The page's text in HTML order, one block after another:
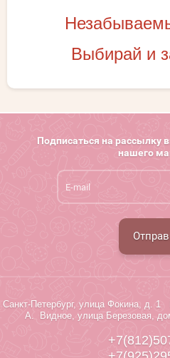
Выбирай и
Подписаться на рассылку
нашего
Санкт-Петербург, улица Фокина, д.
А. Видное, улица Березовая,